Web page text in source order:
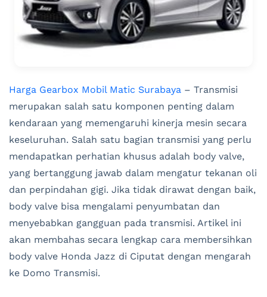
Harga Gearbox Mobil Matic Surabaya – Transmisi
merupakan salah satu komponen penting dalam
kendaraan yang memengaruhi kinerja mesin secara
keseluruhan. Salah satu bagian transmisi yang perlu
mendapatkan perhatian khusus adalah body valve,
yang bertanggung jawab dalam mengatur tekanan oli
dan perpindahan gigi. Jika tidak dirawat dengan baik,
body valve bisa mengalami penyumbatan dan
menyebabkan gangguan pada transmisi. Artikel ini
akan membahas secara lengkap cara membersihkan
body valve Honda Jazz di Ciputat dengan mengarah
ke Domo Transmisi.